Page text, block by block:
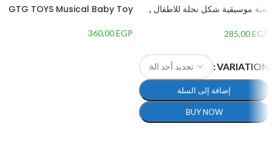
لعبة موسيقية شكل نحلة للاطفال ,
285,00EGP
VARIATION
إضافة إلى السلة
BUY NOW
GTG TOYS Musical Baby Toy
360,00EGP